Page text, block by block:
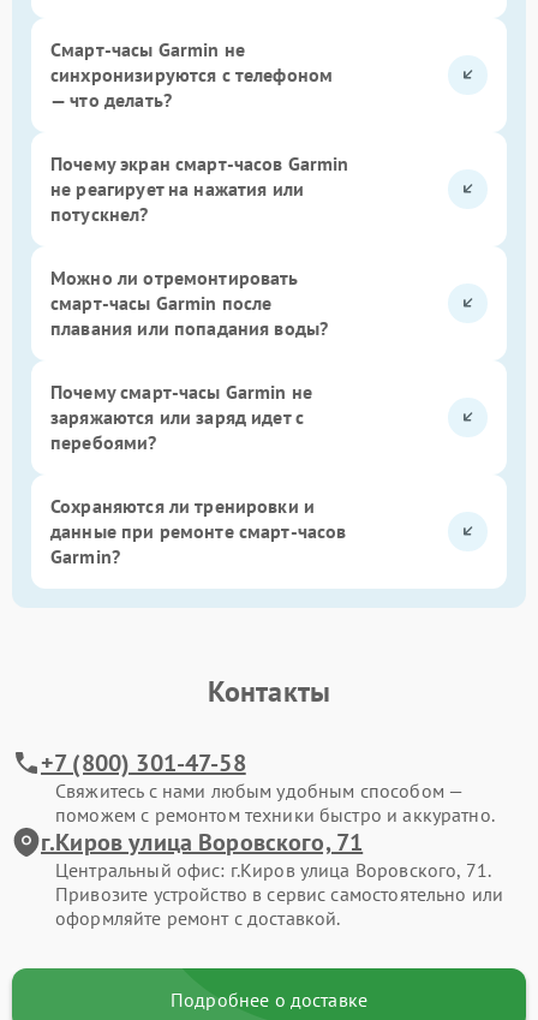
Смарт-часы Garmin не
синхронизируются с телефоном
— что делать?
Почему экран смарт-часов Garmin
не реагирует на нажатия или
потускнел?
Можно ли отремонтировать
смарт-часы Garmin после
плавания или попадания воды?
Почему смарт-часы Garmin не
заряжаются или заряд идет с
перебоями?
Сохраняются ли тренировки и
данные при ремонте смарт-часов
Garmin?
Контакты
+7 (800) 301-47-58
Свяжитесь с нами любым удобным способом —
поможем с ремонтом техники быстро и аккуратно.
г.Киров улица Воровского, 71
Центральный офис: г.Киров улица Воровского, 71.
Привозите устройство в сервис самостоятельно или
оформляйте ремонт с доставкой.
Подробнее о доставке